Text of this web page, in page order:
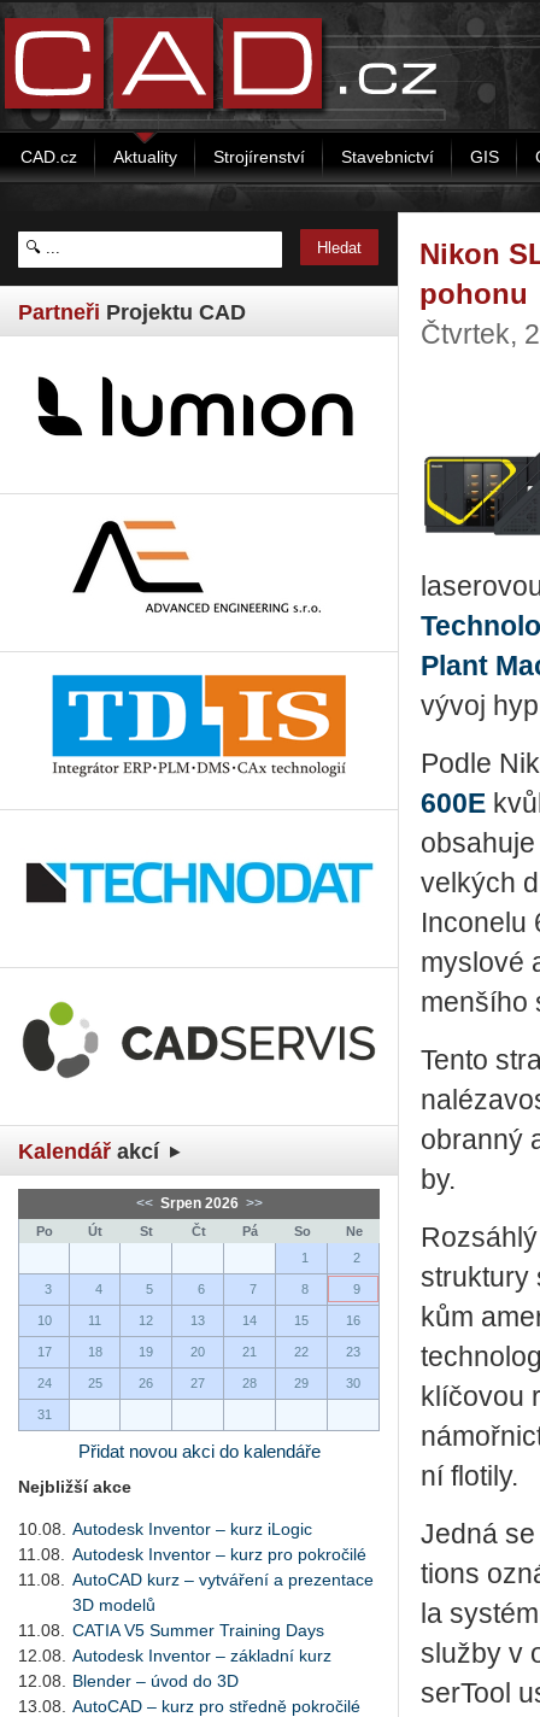
CAD.cz Aktuality Strojírenství Stavebnictví GIS
Partneři Projektu CAD
Kalendář akcí
<< Srpen 2026 >>
Po Út St Čt Pá So
Ne
1
2
3 4 5 6 7 8 9
10 11 12 13 14 15 16
17 18 19 20 21 22 23
24 25 26 27 28 29 30
31
Přidat novou akci do kalendáře
Nejbližší akce
10.08.
Autodesk Inventor – kurz iLogic
11.08.
Autodesk Inventor – kurz pro pokročilé
11.08.
AutoCAD kurz – vytváření a prezentace
3D modelů
11.08.
CATIA V5 Summer Training Days
12.08.
Autodesk Inventor – základní kurz
12.08.
Blender – úvod do 3D
13.08.
AutoCAD – kurz pro středně pokročilé
Nikon
pohonu
Čtvrtek,
Plant
vývoj
Podle
600E
vel­kých
In­co­ne­lu
mys­lo­vé
men­ší­ho
Tento
obran­ný
by.
struk­tu­ry
kům
klí­čo­vou
ní flo­ti­ly.
Jedná
ti­ons
la
služ­by v
ser­Tool